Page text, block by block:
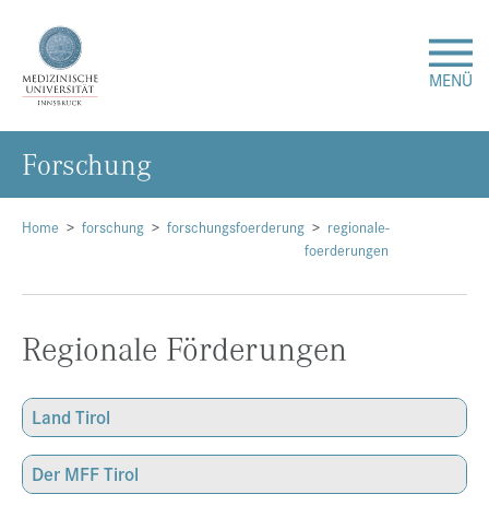
MENÜ
Forschung
Studium & Lehre
Krankenversorgung
Über uns
Internationales
Events
Home forschung forschungsfoerderung
regionale-
foerderungen
Regionale Förderungen
Land Tirol
Der MFF Tirol
For­schung